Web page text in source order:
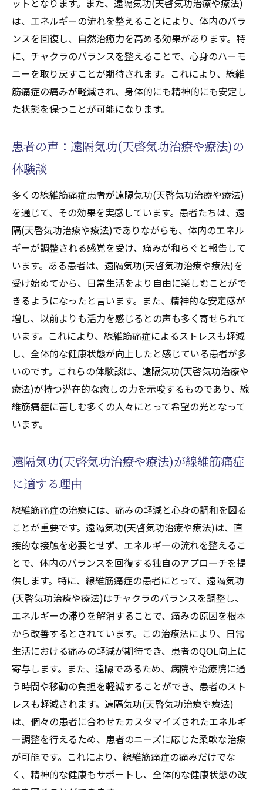
は、エネルギーの流れを整えることにより、体内のバラ
ンスを回復し、自然治癒力を高める効果があります。特
に、チャクラのバランスを整えることで、心身のハーモ
ニーを取り戻すことが期待されます。これにより、線維
筋痛症の痛みが軽減され、身体的にも精神的にも安定し
た状態を保つことが可能になります。
患者の声：遠隔気功(天啓気功治療や療法)の
体験談
多くの線維筋痛症患者が遠隔気功(天啓気功治療や療法)
を通じて、その効果を実感しています。患者たちは、遠
隔(天啓気功治療や療法)でありながらも、体内のエネル
ギーが調整される感覚を受け、痛みが和らぐと報告して
います。ある患者は、遠隔気功(天啓気功治療や療法)を
受け始めてから、日常生活をより自由に楽しむことがで
きるようになったと言います。また、精神的な安定感が
増し、以前よりも活力を感じるとの声も多く寄せられて
います。これにより、線維筋痛症によるストレスも軽減
し、全体的な健康状態が向上したと感じている患者が多
いのです。これらの体験談は、遠隔気功(天啓気功治療や
療法)が持つ潜在的な癒しの力を示唆するものであり、線
維筋痛症に苦しむ多くの人々にとって希望の光となって
います。
遠隔気功(天啓気功治療や療法)が線維筋痛症
に適する理由
線維筋痛症の治療には、痛みの軽減と心身の調和を図る
ことが重要です。遠隔気功(天啓気功治療や療法)は、直
接的な接触を必要とせず、エネルギーの流れを整えるこ
とで、体内のバランスを回復する独自のアプローチを提
供します。特に、線維筋痛症の患者にとって、遠隔気功
(天啓気功治療や療法)はチャクラのバランスを調整し、
エネルギーの滞りを解消することで、痛みの原因を根本
から改善するとされています。この治療法により、日常
生活における痛みの軽減が期待でき、患者のQOL向上に
寄与します。また、遠隔であるため、病院や治療院に通
う時間や移動の負担を軽減することができ、患者のスト
レスも軽減されます。遠隔気功(天啓気功治療や療法)
は、個々の患者に合わせたカスタマイズされたエネルギ
ー調整を行えるため、患者のニーズに応じた柔軟な治療
が可能です。これにより、線維筋痛症の痛みだけでな
く、精神的な健康もサポートし、全体的な健康状態の改